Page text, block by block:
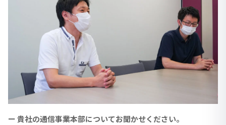
ー 貴社の通信事業本部についてお聞かせください。